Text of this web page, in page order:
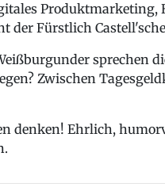
Produktmarketing,
der Fürstlich
sprechen
Zwischen
denken! Ehrlich,